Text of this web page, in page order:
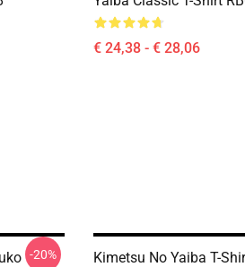
€ 24,38 - € 28,06
-20% Kimetsu No Yaiba T-